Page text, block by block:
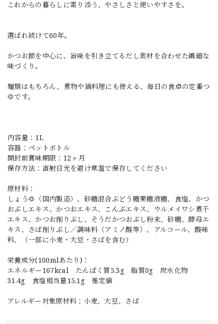
これからの暮らしに寄り添う、やさしさと使いやすさを。
選ばれ続けて60年。
かつお節を中心に、旨味を引き立てるだし素材を合わせた繊細な
味づくり。
麺類はもちろん、煮物や鍋料理にも使える、毎日の食卓の定番つ
ゆです。
内容量：1L
容器：ペットボトル
開封前賞味期限：12ヶ月
保存方法：直射日光を避け常温で保存してください
原材料：
しょうゆ（国内製造）、砂糖混合ぶどう糖果糖液糖、食塩、かつ
おぶしエキス、かつおエキス、こんぶエキス、ウルメイワシ煮干
エキス、かつお削りぶし、そうだかつおぶし粉末、砂糖、酵母エ
キス、さば削りぶし／調味料（アミノ酸等）、アルコール、酸味
料、（一部に小麦・大豆・さばを含む）
栄養成分(100mlあたり)：
エネルギー167kcal たんぱく質5.3g 脂質0g 炭水化物
31.4g 食塩相当量15.1g 推定値
アレルギー対象原材料：小麦、大豆、さば